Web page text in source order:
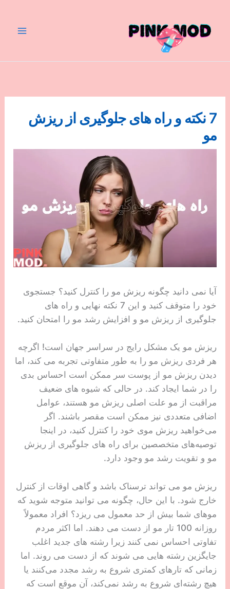
محتوا
7 نکته و راه های جلوگیری از ریزش
مو
آیا نمی دانید چگونه ریزش مو را کنترل کنید؟ جستجوی
خود را متوقف کنید و این 7 نکته نهایی و راه های
جلوگیری از ریزش مو و افزایش رشد مو را امتحان کنید.
ریزش مو یک مشکل رایج در سراسر جهان است! اگرچه
هر فردی ریزش مو را به طور متفاوتی تجربه می کند، اما
دیدن ریزش مو از پوست سر ممکن است احساس بدی
را در شما ایجاد کند. در حالی که شیوه های ضعیف
مراقبت از مو علت اصلی ریزش مو هستند، عوامل
اضافی متعددی نیز ممکن است مقصر باشند. اگر
می‌خواهید ریزش موی خود را کنترل کنید، در اینجا
توصیه‌های متخصصین برای راه های جلوگیری از ریزش
مو و تقویت رشد مو وجود دارد.
ریزش مو می تواند ترسناک باشد و گاهی اوقات از کنترل
خارج شود. با این حال، چگونه می توانید متوجه شوید که
موهای شما بیش از حد معمول می ریزد؟ افراد معمولاً
روزانه 100 تار مو از دست می دهند. اما اکثر مردم
تفاوتی احساس نمی کنند زیرا رشته های جدید اغلب
جایگزین رشته هایی می شوند که از دست می روند. اما
زمانی که تارهای کمتری شروع به رشد مجدد می‌کنند یا
هیچ رشته‌ای شروع به رشد نمی‌کند، آن موقع است که